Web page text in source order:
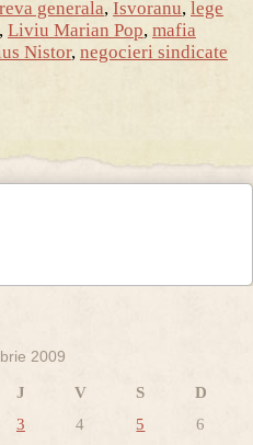
generala, Isvoranu, lege
, Liviu Marian Pop, mafia
Nistor, negocieri sindicate
2009
J V S
D
3 4 5
6